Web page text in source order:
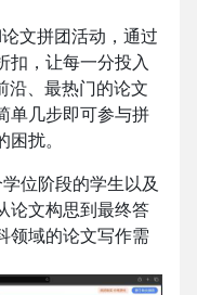
论文拼团活动，通过
扣，让每一分投入
沿、最热门的论文
单几步即可参与拼
扰。
学位阶段的学生以及
论文构思到最终答
领域的论文写作需